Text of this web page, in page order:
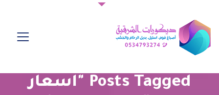
Posts Tagged "اسعار